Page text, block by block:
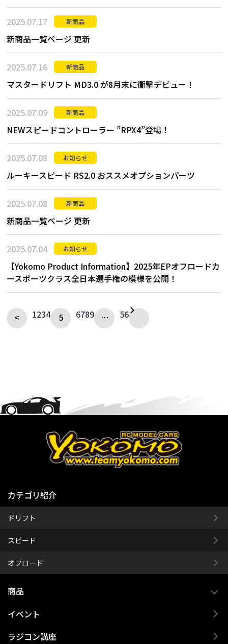
2025.07.17 新商品
新商品一覧ページ 更新
2025.07.16 新商品
マスタードリフト MD3.0 が8月末に衝撃デビュー！
2025.07.09 新商品
NEWスピードコントローラー ”RPX4”登場！
2025.07.08 お知らせ
ルーキースピード RS2.0 おススメオプションパーツ
2025.07.08 新商品
新商品一覧ページ 更新
2025.07.04 お知らせ
【Yokomo Product Information】2025年EPオフロードカ
ースポーツクラス全日本選手権の模様を公開！
< 1234 5 6789 … 56
カテゴリ紹介
ドリフト
スピード
オフロード
商品
イベント
ラジコン講座